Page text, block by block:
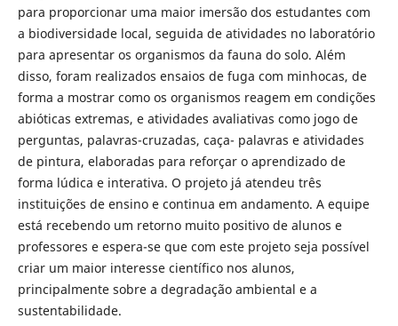
para proporcionar uma maior imersão dos estudantes com
a biodiversidade local, seguida de atividades no laboratório
para apresentar os organismos da fauna do solo. Além
disso, foram realizados ensaios de fuga com minhocas, de
forma a mostrar como os organismos reagem em condições
abióticas extremas, e atividades avaliativas como jogo de
perguntas, palavras-cruzadas, caça- palavras e atividades
de pintura, elaboradas para reforçar o aprendizado de
forma lúdica e interativa. O projeto já atendeu três
instituições de ensino e continua em andamento. A equipe
está recebendo um retorno muito positivo de alunos e
professores e espera-se que com este projeto seja possível
criar um maior interesse científico nos alunos,
principalmente sobre a degradação ambiental e a
sustentabilidade.